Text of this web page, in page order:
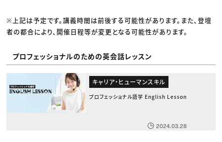
※上記は予定です。講義時間は前後する可能性があります。また、登壇
者の都合により、開催日程等が変更となる可能性があります。
プロフェッショナルのための英会話レッスン
キャリア・ヒューマンスキル
プロフェッショナル語学 English Lesson
2024.03.28